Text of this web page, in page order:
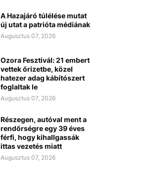
A Hazajáró túlélése mutat
új utat a patrióta médiának
Augusztus 07, 2026
Ozora Fesztivál: 21 embert
vettek őrizetbe, közel
hatezer adag kábítószert
foglaltak le
Augusztus 07, 2026
Részegen, autóval ment a
rendőrségre egy 39 éves
férfi, hogy kihallgassák
ittas vezetés miatt
Augusztus 07, 2026